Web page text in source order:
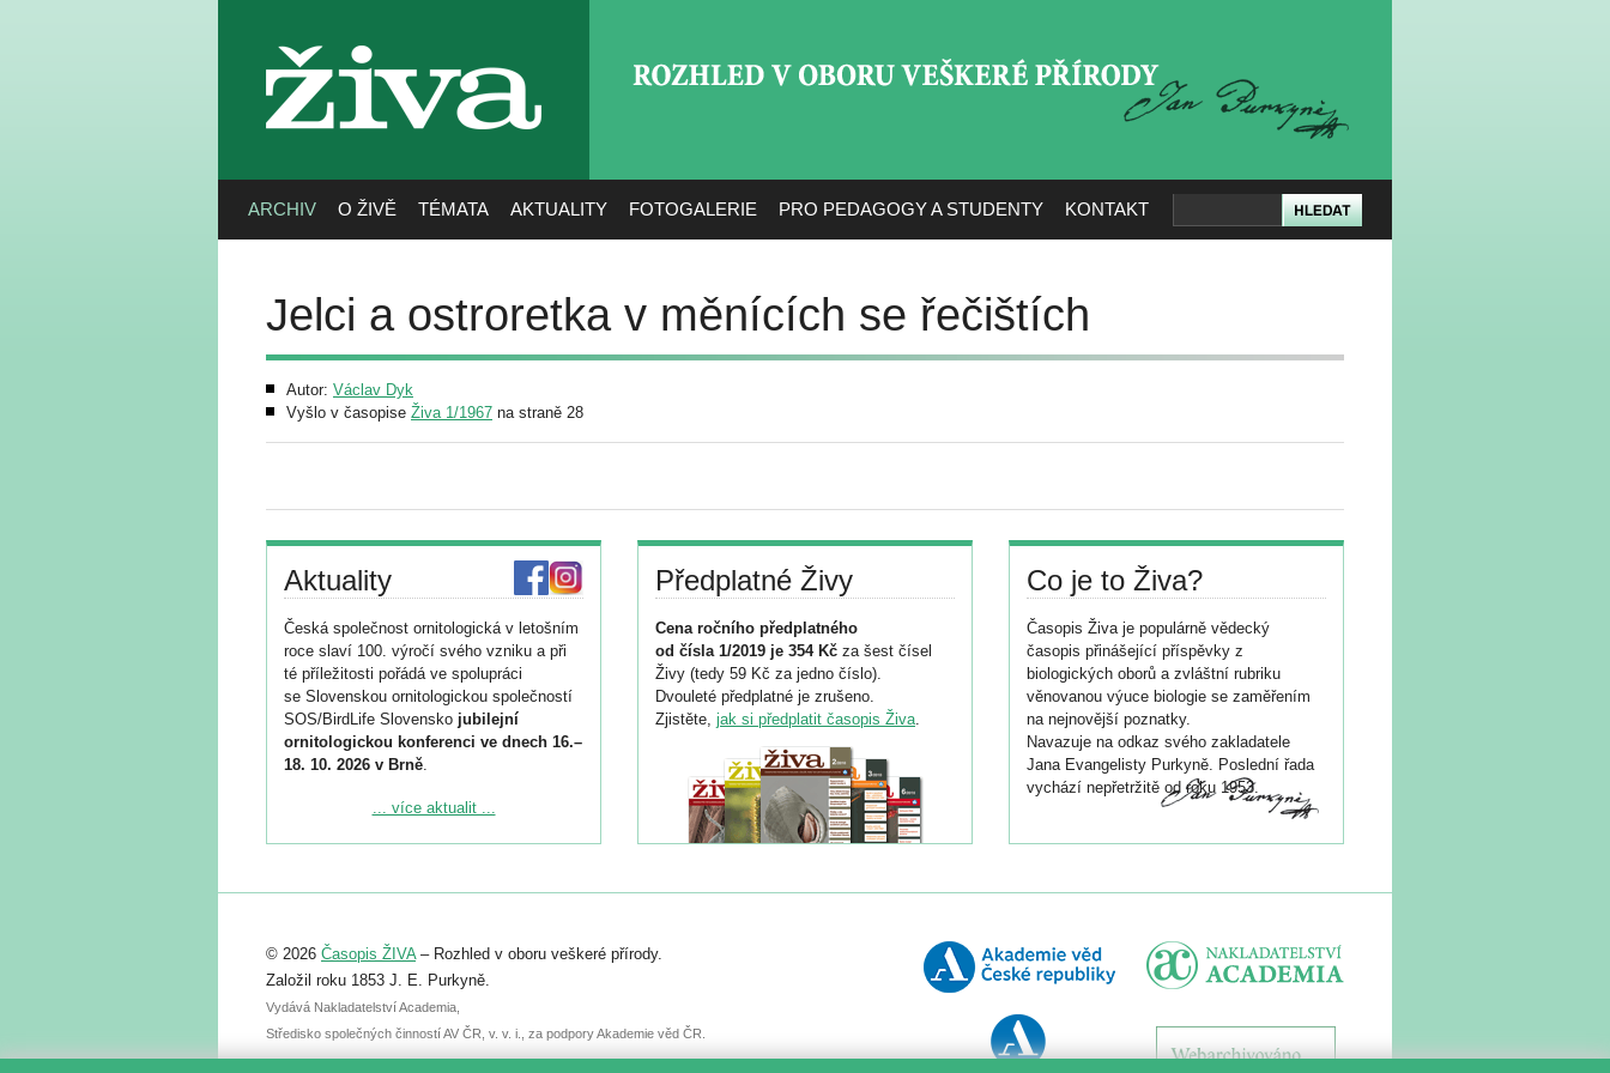
živa
ARCHIV O ŽIVĚ TÉMATA AKTUALITY FOTOGALERIE PRO PEDAGOGY A STUDENTY KONTAKT
Jelci a ostroretka v měnících se řečištích
Autor: Václav Dyk
Vyšlo v časopise Živa 1/1967 na straně 28
Aktuality
Česká společnost ornitologická v letošním
roce slaví 100. výročí svého vzniku a při
té příležitosti pořádá ve spolupráci
se Slovenskou ornitologickou společností
SOS/BirdLife Slovensko jubilejní
ornitologickou konferenci ve dnech 16.–
18. 10. 2026 v Brně.
Podrobnější informace ke konferenci
Registrovat se můžete do 6. září.
abstraktu přihlášené přednášky nebo
posteru je už 30. června.
... více aktualit ...
Předplatné Živy
Cena ročního předplatného
od čísla 1/2019 je 354 Kč za šest čísel
Živy (tedy 59 Kč za jedno číslo).
Dvouleté předplatné je zrušeno.
Zjistěte, jak si předplatit časopis Živa.
Co je to Živa?
Časopis Živa je populárně vědecký
časopis přinášející příspěvky z
biologických oborů a zvláštní rubriku
věnovanou výuce biologie se zaměřením
na nejnovější poznatky.
Navazuje na odkaz svého zakladatele
Jana Evangelisty Purkyně. Poslední řada
vychází nepřetržitě od roku 1953.
© 2026 Časopis ŽIVA– Rozhled v oboru veškeré přírody.
Založil roku 1853 J. E. Purkyně.
Vydává Nakladatelství Academia,
Středisko společných činností AV ČR, v. v. i., za podpory Akademie věd ČR.